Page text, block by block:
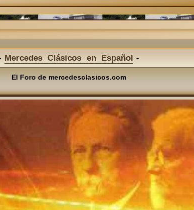
Mercedes Clásicos en Español
El Foro de mercedesclasicos.com